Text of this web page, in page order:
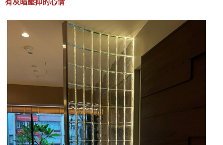
有灰暗壓抑的心情